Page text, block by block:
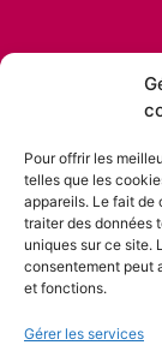
Pour offrir les
telles que les
appareils. Le fait de
traiter des données
uniques sur ce site.
consentement peut
et fonctions.
Gérer les services